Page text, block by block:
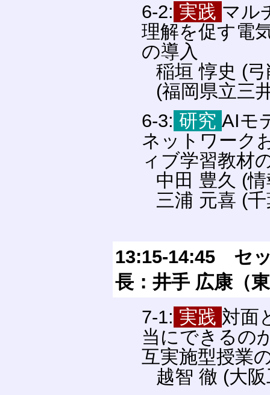
6-2: 実践 マル
理解を促す電
の導入
稲垣 惇史 (
(福岡県立三
6-3: 研究 AIモ
ネットワーク
ィブ学習教材
中田 豊久 (
三浦 元喜 (
13:15-14:45 セ
長：井手 広康（
7-1: 実践 対面
当にできるの
互実施型授業
越智 徹 (大